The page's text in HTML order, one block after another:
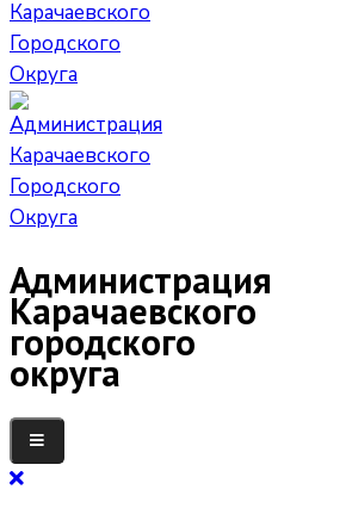
Администрация
Карачаевского
городского
округа